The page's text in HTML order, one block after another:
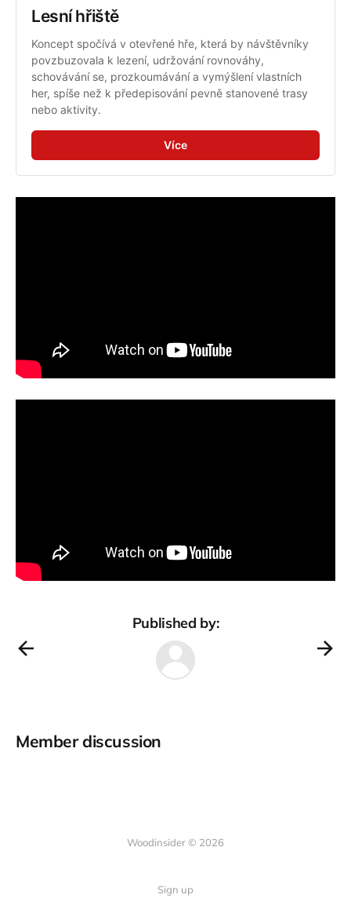
Lesní hřiště
Koncept spočívá v otevřené hře, která by návštěvníky
povzbuzovala k lezení, udržování rovnováhy,
schovávání se, prozkoumávání a vymýšlení vlastních
her, spíše než k předepisování pevně stanovené trasy
nebo aktivity.
Více
Published by:
Member discussion
Woodinsider © 2026
Sign up